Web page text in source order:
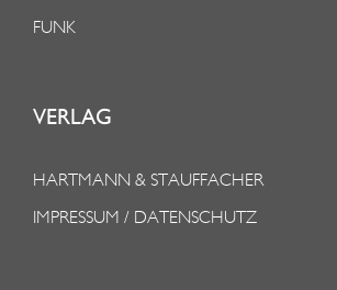
FUNK
VERLAG
HARTMANN & STAUFFACHER
IMPRESSUM / DATENSCHUTZ